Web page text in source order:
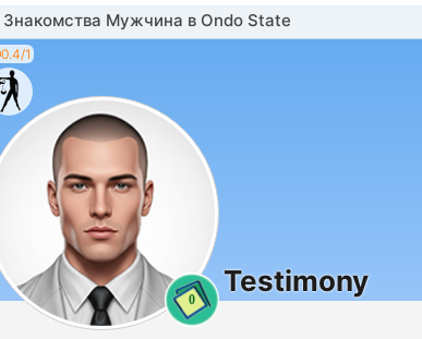
Знакомства Мужчина в Ondo State
0.4/1
0
Testimony